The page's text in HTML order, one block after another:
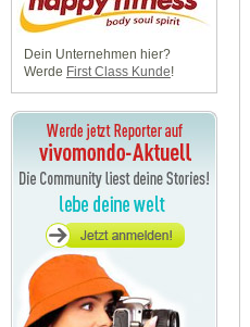
Dein Unternehmen hier?
Werde First Class Kunde!